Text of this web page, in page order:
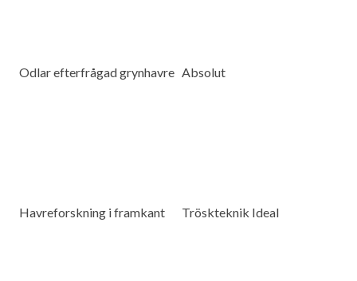
Odlar efterfrågad grynhavre Absolut
Havreforskning i framkant Tröskteknik Ideal